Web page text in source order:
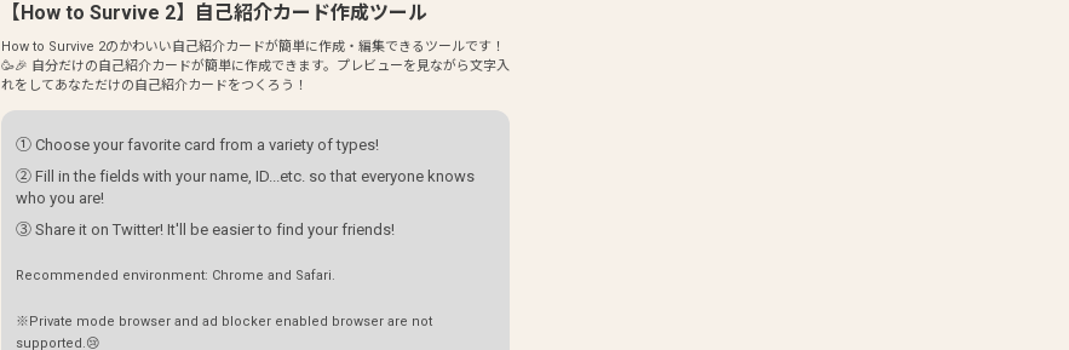
【How to Survive 2】自己紹介カード作成ツール
How to Survive 2のかわいい自己紹介カードが簡単に作成・編集できるツールです！
🥳🎉 自分だけの自己紹介カードが簡単に作成できます。プレビューを見ながら文字入
れをしてあなただけの自己紹介カードをつくろう！
① Choose your favorite card from a variety of types!
② Fill in the fields with your name, ID...etc. so that everyone knows
who you are!
③ Share it on Twitter! It'll be easier to find your friends!
Recommended environment: Chrome and Safari.
※Private mode browser and ad blocker enabled browser are not
supported.😢